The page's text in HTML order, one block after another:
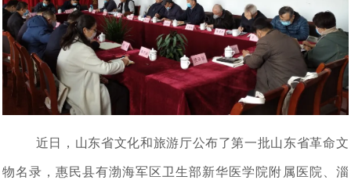
近日，山东省文化和旅游厅公布了第一批山东省革命文
物名录，惠民县有渤海军区卫生部新华医学院附属医院、淄